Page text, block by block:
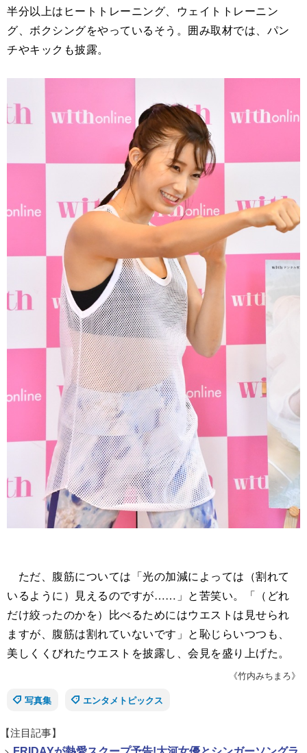
半分以上はヒートトレーニング、ウェイトトレーニン
グ、ボクシングをやっているそう。囲み取材では、パン
チやキックも披露。
ただ、腹筋については「光の加減によっては（割れて
いるように）見えるのですが……」と苦笑い。「（どれ
だけ絞ったのかを）比べるためにはウエストは見せられ
ますが、腹筋は割れていないです」と恥じらいつつも、
美しくくびれたウエストを披露し、会見を盛り上げた。
《竹内みちまろ》
写真集
エンタメトピックス
【注目記事】